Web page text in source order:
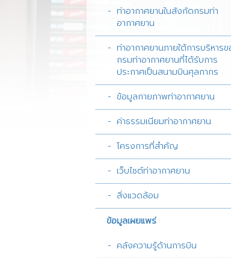
หน่วย
ภาพร
แผนปฏิ
รายง
รายง
ท่าอากาศยานในสังกัดกรมท่า
อากาศยาน
ท่าอากาศยานภายใต้การบริหาร
กรมท่าอากาศยานที่ได้รับการ
ประกาศเป็นสนามบินศุลกากร
ข้อมูลกายภาพท่าอากาศยาน
ค่าธรรมเนียมท่าอากาศยาน
โครงการที่สำคัญ
เว็บไซต์ท่าอากาศยาน
สิ่งแวดล้อม
ข้อมูลเผยแพร่
คลังความรู้ด้านการบิน